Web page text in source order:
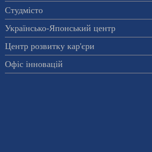
Студмісто
Українсько-Японський центр
Центр розвитку кар'єри
Офіс інновацій